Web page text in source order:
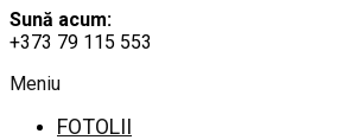
Sună acum:
+373 79 115 553
Meniu
FOTOLII